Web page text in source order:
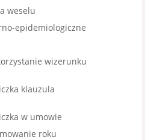
weselu
epidemiologiczne
wizerunku
klauzula
w umowie
roku